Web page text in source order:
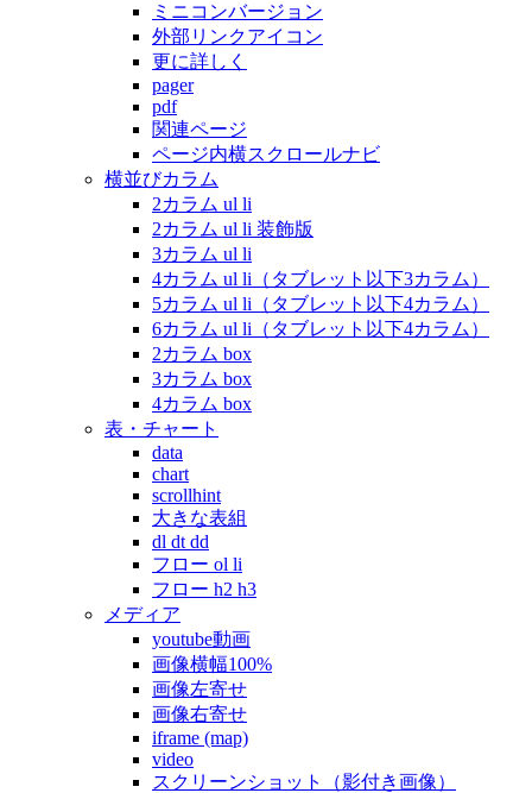
ミニコンバージョン
外部リンクアイコン
更に詳しく
pager
pdf
関連ページ
ページ内横スクロールナビ
横並びカラム
2カラム ul li
2カラム ul li 装飾版
3カラム ul li
4カラム ul li（タブレット以下3カラム）
5カラム ul li（タブレット以下4カラム）
6カラム ul li（タブレット以下4カラム）
2カラム box
3カラム box
4カラム box
表・チャート
data
chart
scrollhint
大きな表組
dl dt dd
フロー ol li
フロー h2 h3
メディア
youtube動画
画像横幅100%
画像左寄せ
画像右寄せ
iframe (map)
video
スクリーンショット（影付き画像）